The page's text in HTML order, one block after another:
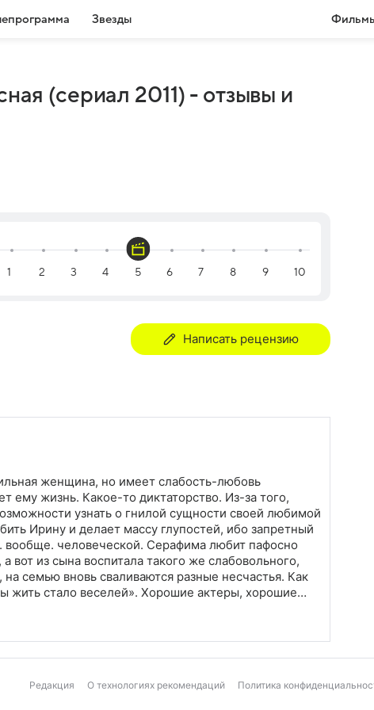
Звезды
(сериал 2011) - отзывы и
Написать рецензию
женщина, но имеет слабость-любовь
ему жизнь. Какое-то диктаторство. Из-за того,
узнать о гнилой сущности своей любимой
Ирину и делает массу глупостей, ибо запретный
вообще. человеческой. Серафима любит пафосно
вот из сына воспитала такого же слабовольного,
семью вновь сваливаются разные несчастья. Как
жить стало веселей». Хорошие актеры, хорошие
уже было скучно и сочувствовать героине
Редакция О технологиях рекомендаций Политика